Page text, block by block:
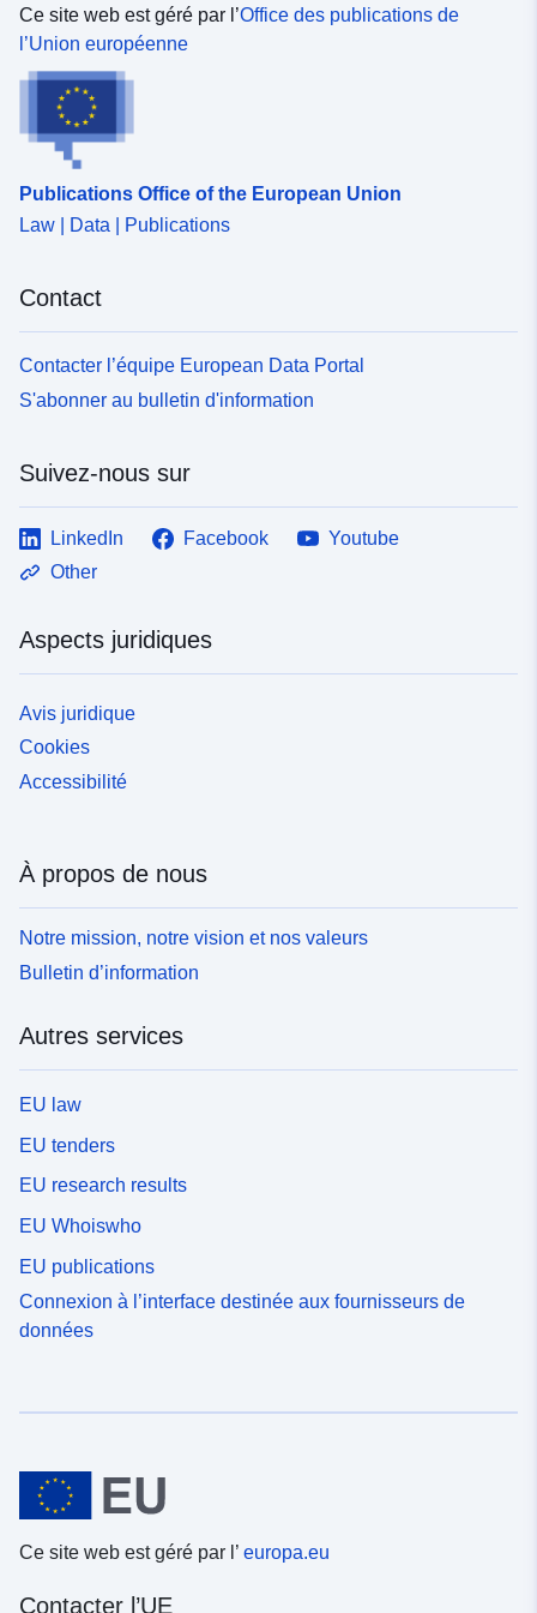
Ce site web est géré par l’Office des publications de
l’Union européenne
Publications Office of the European Union
Law | Data | Publications
Contact
Contacter l’équipe European Data Portal
S'abonner au bulletin d'information
Suivez-nous sur
LinkedIn Facebook
Youtube
Other
Aspects juridiques
Avis juridique
Cookies
Accessibilité
À propos de nous
Notre mission, notre vision et nos valeurs
Bulletin d’information
Autres services
EU law
EU tenders
EU research results
EU Whoiswho
EU publications
Connexion à l’interface destinée aux fournisseurs de
données
Ce site web est géré par l’ europa.eu
Contacter l’UE